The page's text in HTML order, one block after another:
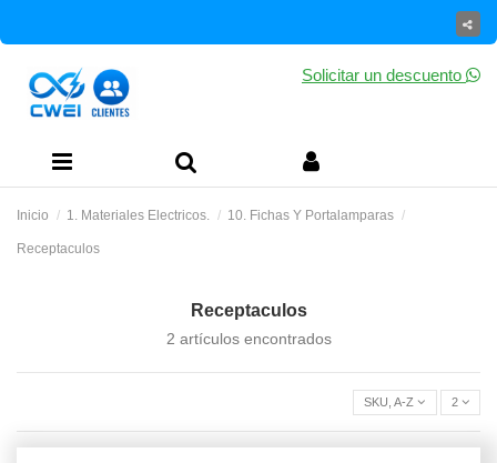
Solicitar un descuento
Inicio 1. Materiales Electricos. 10. Fichas Y Portalamparas
Receptaculos
Receptaculos
2 artículos encontrados